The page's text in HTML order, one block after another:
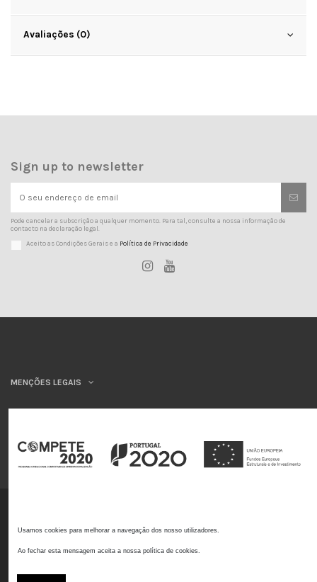
Avaliações (0)
Sign up to newsletter
Pode cancelar a subscrição a qualquer momento. Para tal, consulte a nossa informação de
contacto na declaração legal.
Aceito as Condições Gerais e a Política de Privacidade
MENÇÕES LEGAIS
INSYS
Livro de reclamações online
Usamos cookies para melhorar a navegação dos nosso utilizadores.
Ao fechar esta mensagem aceita a nossa política de cookies.